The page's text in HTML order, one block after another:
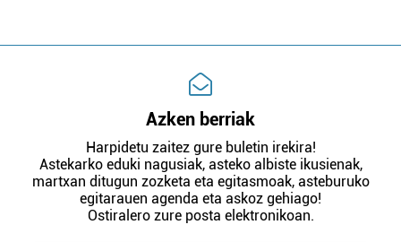
Azken berriak
Harpidetu zaitez gure buletin irekira!
Astekarko eduki nagusiak, asteko albiste ikusienak,
martxan ditugun zozketa eta egitasmoak, asteburuko
egitarauen agenda eta askoz gehiago!
Ostiralero zure posta elektronikoan.